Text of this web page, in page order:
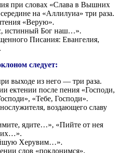
при словах «Слава в Вышних
на «Аллилуиа» три раза.
«Верую».
истинный Бог наш…».
Писания: Евангелия,
следует:
выходе из него — три раза.
ектении после пения «Господи,
«Тебе, Господи».
воздающего славу
ядите…», «Пийте от нея
Херувим…».
слов «поклонимся»,